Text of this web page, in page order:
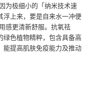
为极细小的「纳米技术速
浮上来，要是自来水一冲便
感更清新舒服。抗氧祛
绿色植物精粹，包含具备高
能提高肌肤免疫能力及推动